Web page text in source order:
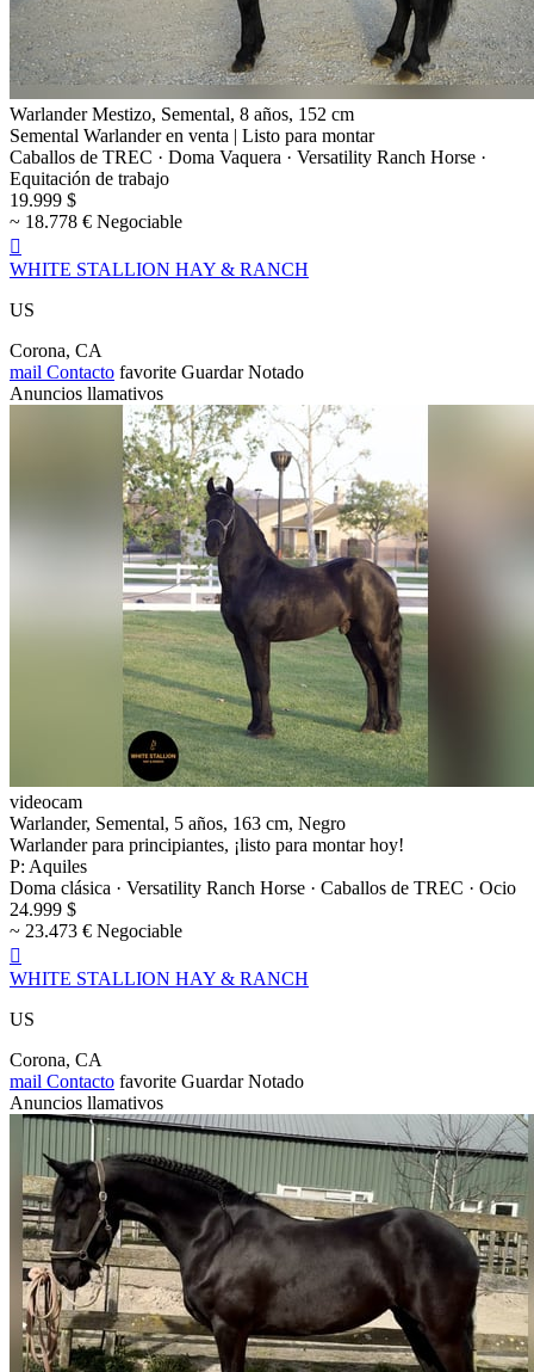
Warlander Mestizo, Semental, 8 años, 152 cm
Semental Warlander en venta | Listo para montar
Caballos de TREC · Doma Vaquera · Versatility Ranch Horse ·
Equitación de trabajo
19.999 $
~ 18.778 € Negociable

WHITE STALLION HAY & RANCH
US
Corona, CA
mail Contacto favorite Guardar Notado
Anuncios llamativos
videocam
Warlander, Semental, 5 años, 163 cm, Negro
Warlander para principiantes, ¡listo para montar hoy!
P: Aquiles
Doma clásica · Versatility Ranch Horse · Caballos de TREC · Ocio
24.999 $
~ 23.473 € Negociable

WHITE STALLION HAY & RANCH
US
Corona, CA
mail Contacto favorite Guardar Notado
Anuncios llamativos